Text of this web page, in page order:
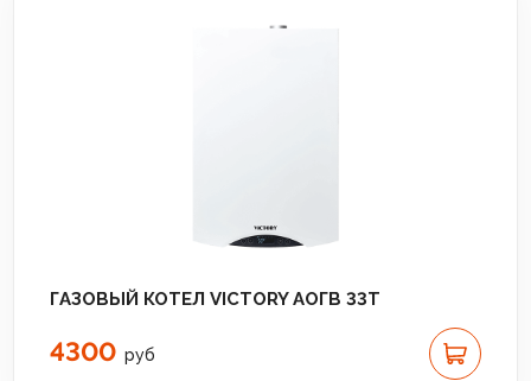
ГАЗОВЫЙ КОТЕЛ VICTORY АОГВ 33T
4300 руб